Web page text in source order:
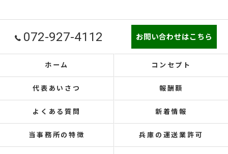
072-927-4112 お問い合わせはこちら
ホーム コンセプト
代表あいさつ 報酬額
よくある質問 新着情報
当事務所の特徴 兵庫の運送業許可